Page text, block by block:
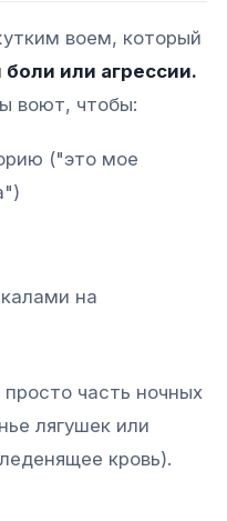
воем, который
боли или агрессии.
воют, чтобы:
("это мое
на
часть ночных
лягушек или
кровь).